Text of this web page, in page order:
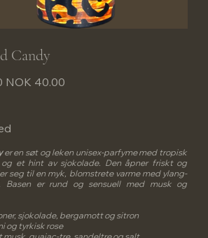
Candy
price
NOK 40.00
er en søt og leken unisex-parfyme med tropisk
et hint av sjokolade. Den åpner friskt og
seg til en myk, blomstrete varme med ylang-
Basen er rund og sensuell med musk og
sjokolade, bergamott og sitron
og tyrkisk rose